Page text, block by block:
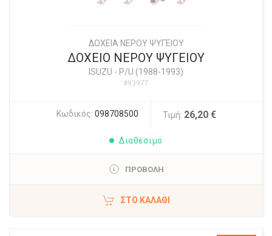
ΔΟΧΕΙΑ ΝΕΡΟΥ ΨΥΓΕΙΟΥ
ΔΟΧΕΙΟ ΝΕΡΟΥ ΨΥΓΕΙΟΥ
ISUZU - P/U (1988-1993)
#93977
Κωδικός: 098708500 Τιμή: 26,20 €
Διαθέσιμο
ΠΡΟΒΟΛΗ
ΣΤΟ ΚΑΛΆΘΙ